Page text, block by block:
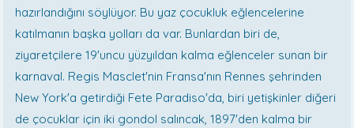
hazırlandığını söylüyor. Bu yaz çocukluk eğlencelerine
katılmanın başka yolları da var. Bunlardan biri de,
ziyaretçilere 19'uncu yüzyıldan kalma eğlenceler sunan bir
karnaval. Regis Masclet'nin Fransa'nın Rennes şehrinden
New York'a getirdiği Fete Paradiso'da, biri yetişkinler diğeri
de çocuklar için iki gondol salıncak, 1897'den kalma bir